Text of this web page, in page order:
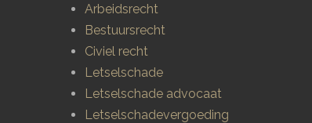
Arbeidsrecht
Bestuursrecht
Civiel recht
Letselschade
Letselschade advocaat
Letselschadevergoeding